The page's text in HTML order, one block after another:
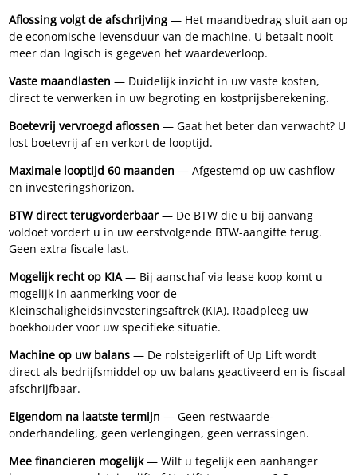
Aflossing volgt de afschrijving— Het maandbedrag sluit aan op
de economische levensduur van de machine. U betaalt nooit
meer dan logisch is gegeven het waardeverloop.
Vaste maandlasten — Duidelijk inzicht in uw vaste kosten,
direct te verwerken in uw begroting en kostprijsberekening.
Boetevrij vervroegd aflossen — Gaat het beter dan verwacht? U
lost boetevrij af en verkort de looptijd.
Maximale looptijd 60 maanden — Afgestemd op uw cashflow
en investeringshorizon.
BTW direct terugvorderbaar— De BTW die u bij aanvang
voldoet vordert u in uw eerstvolgende BTW-aangifte terug.
Geen extra fiscale last.
Mogelijk recht op KIA— Bij aanschaf via lease koop komt u
mogelijk in aanmerking voor de
Kleinschaligheidsinvesteringsaftrek (KIA). Raadpleeg uw
boekhouder voor uw specifieke situatie.
Machine op uw balans— De rolsteigerlift of Up Lift wordt
direct als bedrijfsmiddel op uw balans geactiveerd en is fiscaal
afschrijfbaar.
Eigendom na laatste termijn — Geen restwaarde-
onderhandeling, geen verlengingen, geen verrassingen.
Mee financieren mogelijk— Wilt u tegelijk een aanhanger